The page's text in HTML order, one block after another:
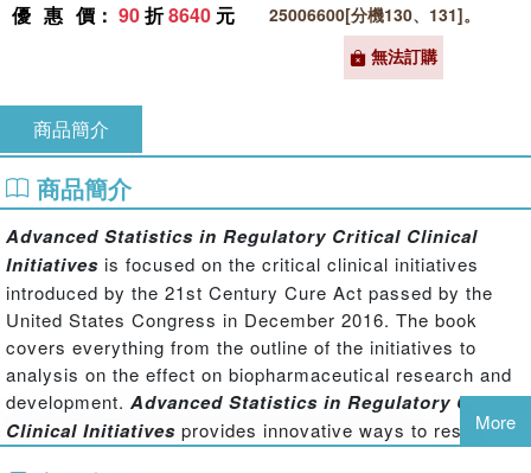
優惠價 ： 90折8640 元
25006600[分機130、131]。
無法訂購
商品簡介
商品簡介
Advanced Statistics in Regulatory Critical Clinical
Initiatives is focused on the critical clinical initiatives
introduced by the 21st Century Cure Act passed by the
United States Congress in December 2016. The book
covers everything from the outline of the initiatives to
analysis on the effect on biopharmaceutical research and
development. Advanced Statistics in Regulatory Critical
Clinical Initiatives provides innovative ways to resolve
More